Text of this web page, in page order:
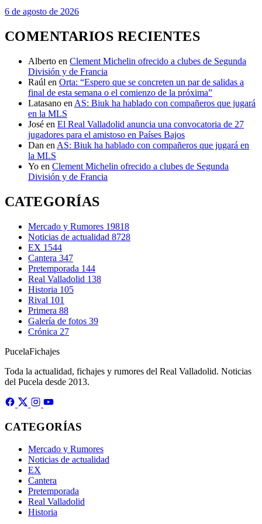
6 de agosto de 2026
COMENTARIOS RECIENTES
Alberto en Clement Michelin ofrecido a clubes de Segunda
División y de Francia
Raúl en Orta: “Espero que se concreten un par de salidas a
final de esta semana o el comienzo de la próxima”
Latasano en AS: Biuk ha hablado con compañeros que jugará
en la MLS
José en El Real Valladolid anuncia una convocatoria de 27
jugadores para el amistoso en Países Bajos
Dan en AS: Biuk ha hablado con compañeros que jugará en
la MLS
Yo en Clement Michelin ofrecido a clubes de Segunda
División y de Francia
CATEGORÍAS
Mercado y Rumores 19818
Noticias de actualidad 8728
EX 1544
Cantera 347
Pretemporada 144
Real Valladolid 138
Historia 105
Rival 101
Primera 88
Galería de fotos 39
Crónica 27
PucelaFichajes
Toda la actualidad, fichajes y rumores del Real Valladolid. Noticias
del Pucela desde 2013.
CATEGORÍAS
Mercado y Rumores
Noticias de actualidad
EX
Cantera
Pretemporada
Real Valladolid
Historia